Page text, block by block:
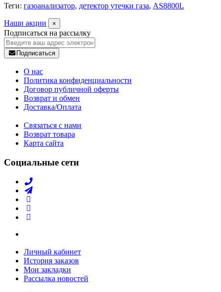
Теги: газоанализатор, детектор утечки газа, AS8800L
Наши акции ×
Подписаться на рассылку
Подписаться
О нас
Политика конфиденциальности
Договор публичной оферты
Возврат и обмен
Доставка/Оплата
Связаться с нами
Возврат товара
Карта сайта
Социальные сети
Личный кабинет
История заказов
Мои закладки
Рассылка новостей